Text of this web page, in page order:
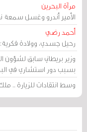
مرآة البحرين
الأمير أندرو وغسل سمعة
أحمد رضي
رحيل جسدي، وولادة فكرية:
وزير بريطاني سابق
بسبب دور استشاري في
وسط انتقادات للزيارة ..